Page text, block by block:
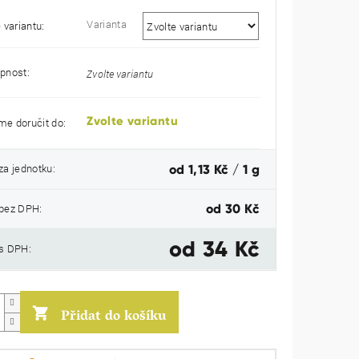
variantu: Varianta
Zvolte variantu
doručit do: Zvolte variantu
jednotku:
Měrná
od 1,13 Kč / 1 g
DPH: od30 Kč
DPH: od 34 Kč
Přidat do košíku